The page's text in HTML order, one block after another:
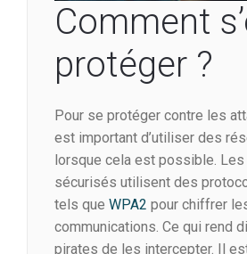
Comment
protéger ?
Pour se protéger contre les
est important d’utiliser des
lorsque cela est possible. Les
sécurisés utilisent des
tels que WPA2 pour chiffrer
communications. Ce qui rend
pirates de les intercepter. Il